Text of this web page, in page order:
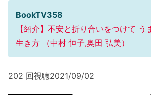
BookTV358
【紹介】不安と折り合いをつけて う
生き方 （中村 恒子,奥田 弘美）
202 回視聴2021/09/02